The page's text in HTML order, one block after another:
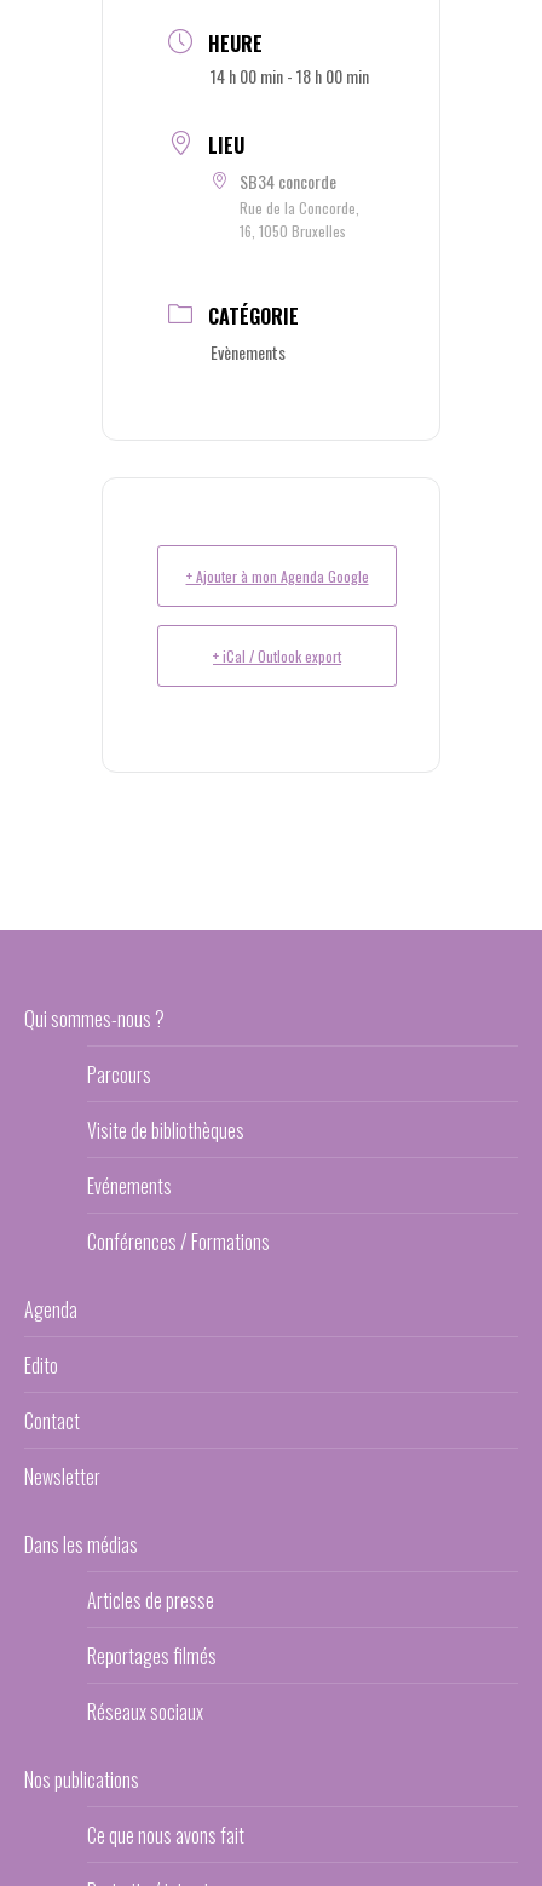
HEURE
14 h 00 min - 18 h 00 min
LIEU
SB34 concorde
Rue de la Concorde,
16, 1050 Bruxelles
CATÉGORIE
Evènements
+ Ajouter à mon Agenda Google
+ iCal / Outlook export
Qui sommes-nous ?
Parcours
Visite de bibliothèques
Evénements
Conférences / Formations
Agenda
Edito
Contact
Newsletter
Dans les médias
Articles de presse
Reportages filmés
Réseaux sociaux
Nos publications
Ce que nous avons fait